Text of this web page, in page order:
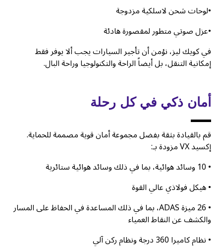
•لوحات شحن لاسلكية مزدوجة
•عزل صوتي متطور لمقصورة هادئة
في كويك ليز، نؤمن أن تأجير السيارات يجب ألا يوفر فقط
إمكانية التنقل، بل أيضاً الراحة والتكنولوجيا وراحة البال.
أمان ذكي في كل رحلة
قم بالقيادة بثقة بفضل مجموعة أمان قوية مصممة للحماية.
إكسيد VX مزودة بـ:
• 10 وسائد هوائية، بما في ذلك وسائد هوائية ستائرية
• هيكل فولاذي عالي القوة
• 26 ميزة ADAS، بما في ذلك المساعدة في الحفاظ على المسار
والكشف عن النقاط العمياء
• نظام كاميرا 360 درجة ونظام ركن آلي